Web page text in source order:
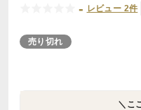
- レビュー 2件
売り切れ
＼こ